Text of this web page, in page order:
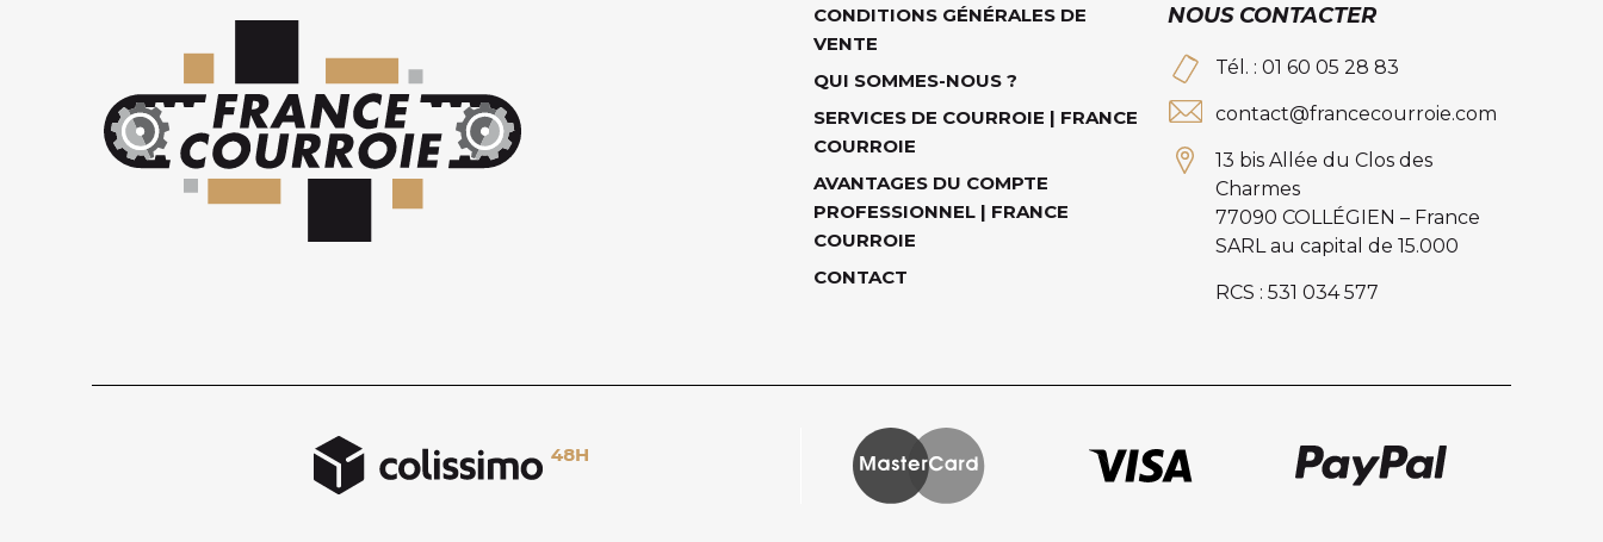
CONDITIONS GÉNÉRALES DE
VENTE
QUI SOMMES-NOUS ?
SERVICES DE COURROIE | FRANCE
COURROIE
AVANTAGES DU COMPTE
PROFESSIONNEL | FRANCE
COURROIE
CONTACT
NOUS CONTACTER
Tél. : 01 60 05 28 83
contact@francecourroie.com
13 bis Allée du Clos des
Charmes
77090 COLLÉGIEN – France
SARL au capital de 15.000
RCS : 531 034 577